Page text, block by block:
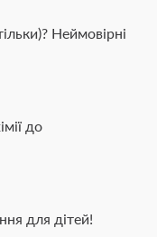
Неймовірні
до
для дітей!